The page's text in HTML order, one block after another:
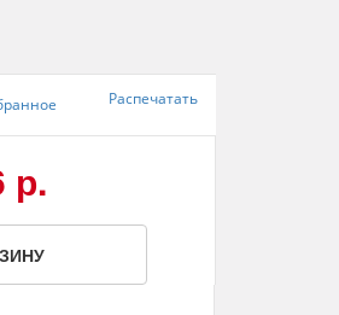
Распечатать
р.